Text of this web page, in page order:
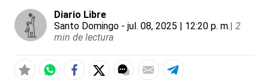
Diario Libre
Santo Domingo - jul. 08, 2025 | 12:20 p. m.| 2
min de lectura